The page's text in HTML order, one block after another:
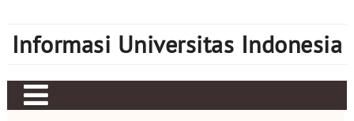
content
Informasi Universitas Indonesia